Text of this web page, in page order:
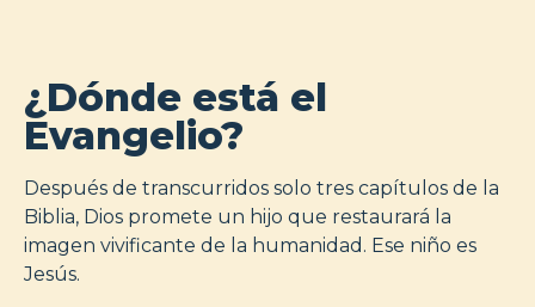
¿Dónde está el
Evangelio?
Después de transcurridos solo tres capítulos de la
Biblia, Dios promete un hijo que restaurará la
imagen vivificante de la humanidad. Ese niño es
Jesús.